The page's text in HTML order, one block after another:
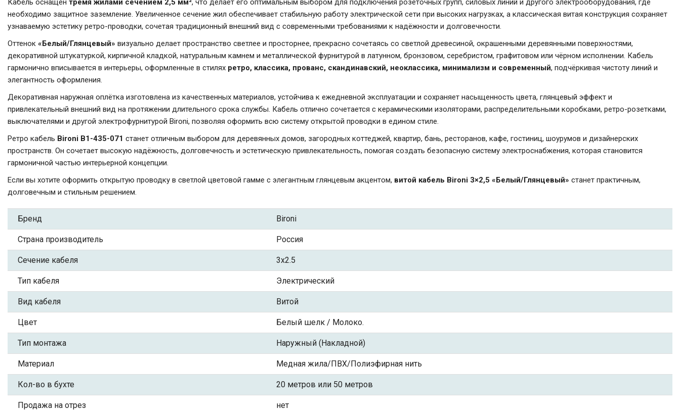
Кабель оснащён тремя жилами сечением 2,5 мм², что делает его оптимальным выбором для подключения розеточных групп, силовых линий и другого электрооборудования, где
необходимо защитное заземление. Увеличенное сечение жил обеспечивает стабильную работу электрической сети при высоких нагрузках, а классическая витая конструкция сохраняет
узнаваемую эстетику ретро-проводки, сочетая традиционный внешний вид с современными требованиями к надёжности и долговечности.
Оттенок «Белый/Глянцевый» визуально делает пространство светлее и просторнее, прекрасно сочетаясь со светлой древесиной, окрашенными деревянными поверхностями,
декоративной штукатуркой, кирпичной кладкой, натуральным камнем и металлической фурнитурой в латунном, бронзовом, серебристом, графитовом или чёрном исполнении. Кабель
гармонично вписывается в интерьеры, оформленные в стилях ретро, классика, прованс, скандинавский, неоклассика, минимализм и современный, подчёркивая чистоту линий и
элегантность оформления.
Декоративная наружная оплётка изготовлена из качественных материалов, устойчива к ежедневной эксплуатации и сохраняет насыщенность цвета, глянцевый эффект и
привлекательный внешний вид на протяжении длительного срока службы. Кабель отлично сочетается с керамическими изоляторами, распределительными коробками, ретро-розетками,
выключателями и другой электрофурнитурой Bironi, позволяя оформить всю систему открытой проводки в едином стиле.
Ретро кабель Bironi B1-435-071 станет отличным выбором для деревянных домов, загородных коттеджей, квартир, бань, ресторанов, кафе, гостиниц, шоурумов и дизайнерских
пространств. Он сочетает высокую надёжность, долговечность и эстетическую привлекательность, помогая создать безопасную систему электроснабжения, которая становится
гармоничной частью интерьерной концепции.
Если вы хотите оформить открытую проводку в светлой цветовой гамме с элегантным глянцевым акцентом, витой кабель Bironi 3×2,5 «Белый/Глянцевый» станет практичным,
долговечным и стильным решением.
Бренд Bironi
Страна производитель Россия
Сечение кабеля 3x2.5
Тип кабеля Электрический
Вид кабеля Витой
Цвет Белый шелк / Молоко.
Тип монтажа Наружный (Накладной)
Материал Медная жила/ПВХ/Полиэфирная нить
Кол-во в бухте 20 метров или 50 метров
Продажа на отрез нет